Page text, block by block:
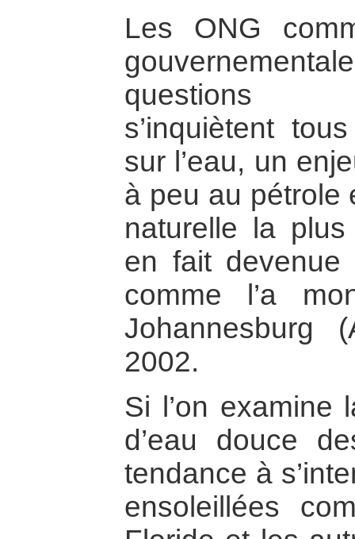
Les ONG
questions
s’inquiètent
sur l’eau, un
à peu au pétrole
naturelle la plus
en fait devenue
comme l’a
Johannesburg
2002.
Si l’on examine
d’eau douce
tendance à
ensoleillées